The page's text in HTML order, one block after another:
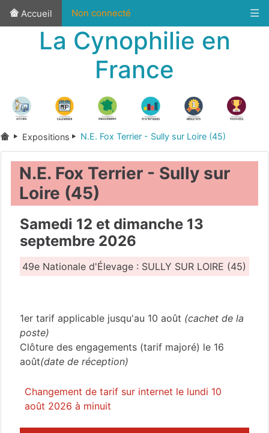
Accueil Non connecté
La Cynophilie en
France
Expositions N.E. Fox Terrier - Sully sur Loire (45)
N.E. Fox Terrier - Sully sur
Loire (45)
Samedi 12 et dimanche 13
septembre 2026
49e Nationale d'Élevage : SULLY SUR LOIRE (45)
1er tarif applicable jusqu'au 10 août (cachet de la
poste)
Clôture des engagements (tarif majoré) le 16
août(date de réception)
Changement de tarif sur internet le lundi 10
août 2026 à minuit